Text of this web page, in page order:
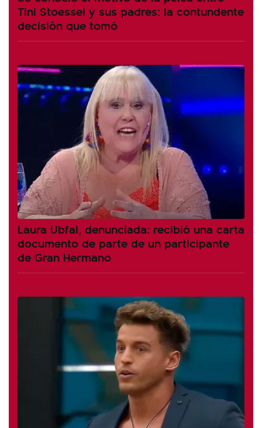
Tini Stoessel y sus padres: la contundente
decisión que tomó
Laura Ubfal, denunciada: recibió una carta
documento de parte de un participante
de Gran Hermano